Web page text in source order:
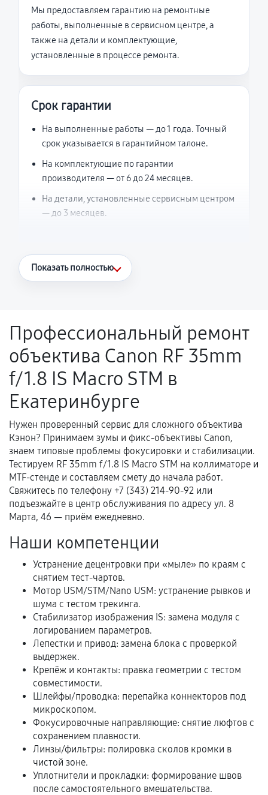
Мы предоставляем гарантию на ремонтные
работы, выполненные в сервисном центре, а
также на детали и комплектующие,
установленные в процессе ремонта.
Срок гарантии
На выполненные работы — до 1 года. Точный
срок указывается в гарантийном талоне.
На комплектующие по гарантии
производителя — от 6 до 24 месяцев.
На детали, установленные сервисным центром
— до 3 месяцев.
Что считается гарантийным случаем
Поломка установленной детали при
нормальной эксплуатации в течение
гарантийного срока.
Несоответствие комплектующей заявленным
техническим характеристикам.
Документы для подтверждения
гарантии
Гарантийный талон.
Акт выполненных работ с датой, перечнем
услуг и сроком гарантии.
Документы на установленные комплектующие
Расширенная гарантия
В некоторых случаях возможно оформление
расширенной гарантии. Стоимость, сроки и
условия продления согласовываются отдельно и
фиксируются в документах.
Когда гарантия не действует
Нарушение правил эксплуатации,
механические повреждения, попадание влаги,
перегрев, коррозия.
Показать полностью
Профессиональный ремонт
объектива Canon RF 35mm
f/1.8 IS Macro STM в
Екатеринбурге
Нужен проверенный сервис для сложного объектива
Кэнон? Принимаем зумы и фикс-объективы Canon,
знаем типовые проблемы фокусировки и стабилизации.
Тестируем RF 35mm f/1.8 IS Macro STM на коллиматоре и
MTF-стенде и составляем смету до начала работ.
Свяжитесь по телефону +7 (343) 214-90-92 или
подъезжайте в центр обслуживания по адресу ул. 8
Марта, 46 — приём ежедневно.
Наши компетенции
Устранение децентровки при «мыле» по краям с
снятием тест-чартов.
Мотор USM/STM/Nano USM: устранение рывков и
шума с тестом трекинга.
Стабилизатор изображения IS: замена модуля с
логированием параметров.
Лепестки и привод: замена блока с проверкой
выдержек.
Крепёж и контакты: правка геометрии с тестом
совместимости.
Шлейфы/проводка: перепайка коннекторов под
микроскопом.
Фокусировочные направляющие: снятие люфтов с
сохранением плавности.
Линзы/фильтры: полировка сколов кромки в
чистой зоне.
Уплотнители и прокладки: формирование швов
после самостоятельного вмешательства.